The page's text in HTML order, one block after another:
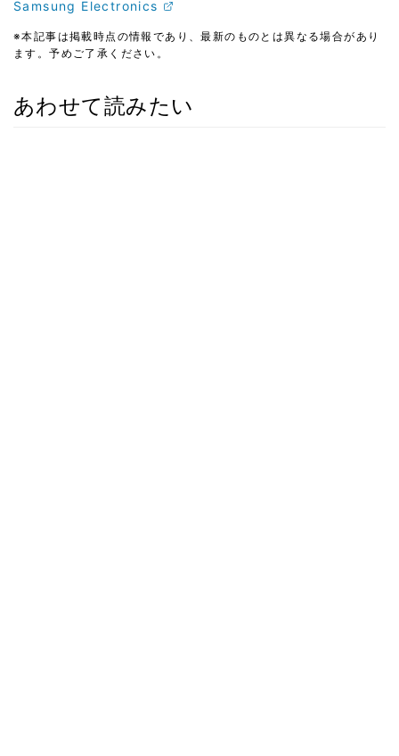
Samsung Electronics
※本記事は掲載時点の情報であり、最新のものとは異なる場合があり
ます。予めご了承ください。
あわせて読みたい